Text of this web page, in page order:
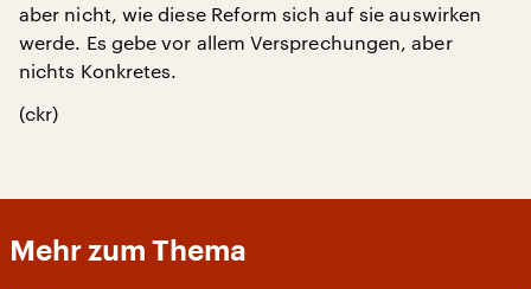
aber nicht, wie diese Reform sich auf sie auswirken
werde. Es gebe vor allem Versprechungen, aber
nichts Konkretes.
(ckr)
Mehr zum Thema